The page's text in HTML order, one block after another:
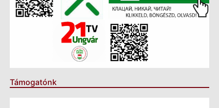
Támogatónk